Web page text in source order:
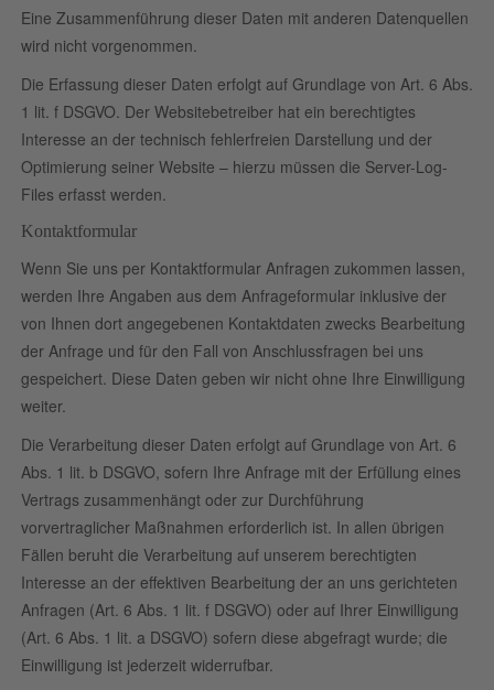
Eine Zusammenführung dieser Daten mit anderen Datenquellen
wird nicht vorgenommen.
Die Erfassung dieser Daten erfolgt auf Grundlage von Art. 6 Abs.
1 lit. f DSGVO. Der Websitebetreiber hat ein berechtigtes
Interesse an der technisch fehlerfreien Darstellung und der
Optimierung seiner Website – hierzu müssen die Server-Log-
Files erfasst werden.
Kontaktformular
Wenn Sie uns per Kontaktformular Anfragen zukommen lassen,
werden Ihre Angaben aus dem Anfrageformular inklusive der
von Ihnen dort angegebenen Kontaktdaten zwecks Bearbeitung
der Anfrage und für den Fall von Anschlussfragen bei uns
gespeichert. Diese Daten geben wir nicht ohne Ihre Einwilligung
weiter.
Die Verarbeitung dieser Daten erfolgt auf Grundlage von Art. 6
Abs. 1 lit. b DSGVO, sofern Ihre Anfrage mit der Erfüllung eines
Vertrags zusammenhängt oder zur Durchführung
vorvertraglicher Maßnahmen erforderlich ist. In allen übrigen
Fällen beruht die Verarbeitung auf unserem berechtigten
Interesse an der effektiven Bearbeitung der an uns gerichteten
Anfragen (Art. 6 Abs. 1 lit. f DSGVO) oder auf Ihrer Einwilligung
(Art. 6 Abs. 1 lit. a DSGVO) sofern diese abgefragt wurde; die
Einwilligung ist jederzeit widerrufbar.